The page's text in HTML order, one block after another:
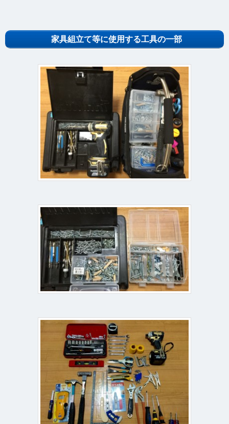
家具組立て等に使用する工具の一部